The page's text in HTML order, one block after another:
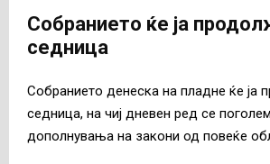
Собранието ќе ја
седница
Собранието денеска на пладне ќе ја
седница, на чиј дневен ред се
дополнувања на закони од повеќе